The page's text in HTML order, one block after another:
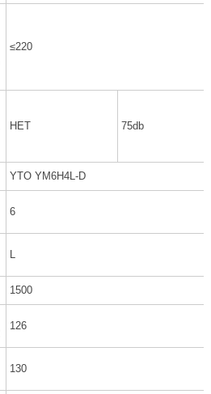
≤220
НЕТ 75db
YTO YM6H4L-D
6
1500
126
130